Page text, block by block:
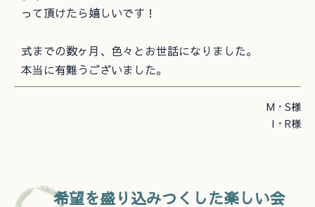
って頂けたら嬉しいです！
式までの数ヶ月、色々とお世話になりました。
本当に有難うございました。
M・S様
I・R様
希望を盛り込みつくした楽しい会